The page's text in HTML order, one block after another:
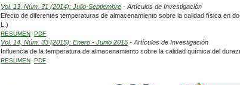
Vol. 13, Núm. 31 (2014): Julio-Septiembre - Artículos de Investigación
Efecto de diferentes temperaturas de almacenamiento sobre la calidad física en
L.)
RESUMEN PDF
Vol. 14, Núm. 33 (2015): Enero - Junio 2015 - Artículos de Investigación
Influencia de la temperatura de almacenamiento sobre la calidad química del
RESUMEN PDF